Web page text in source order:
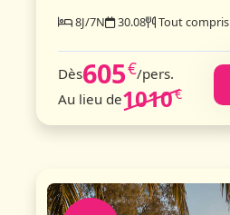
8J/7N
30.08 Tout compris
Dès605€/pers.
Au lieu de1010€